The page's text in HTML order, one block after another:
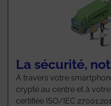
La sécurité,
À travers votre
crypté au centre et à
certifiée ISO/IEC